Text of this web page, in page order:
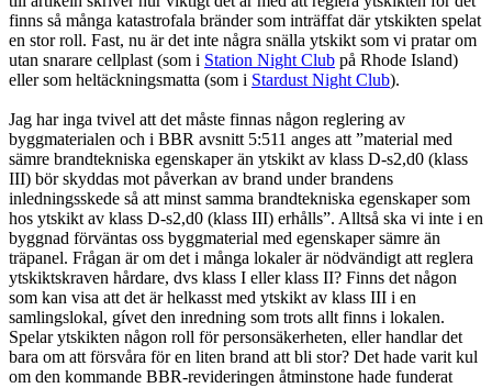
finns så många katastrofala bränder som inträffat där ytskikten spelat
en stor roll. Fast, nu är det inte några snälla ytskikt som vi pratar om
utan snarare cellplast (som i Station Night Club på Rhode Island)
eller som heltäckningsmatta (som i Stardust Night Club).
Jag har inga tvivel att det måste finnas någon reglering av
byggmaterialen och i BBR avsnitt 5:511 anges att ”material med
sämre brandtekniska egenskaper än ytskikt av klass D-s2,d0 (klass
III) bör skyddas mot påverkan av brand under brandens
inledningsskede så att minst samma brandtekniska egenskaper som
hos ytskikt av klass D-s2,d0 (klass III) erhålls”. Alltså ska vi inte i en
byggnad förväntas oss byggmaterial med egenskaper sämre än
träpanel. Frågan är om det i många lokaler är nödvändigt att reglera
ytskiktskraven hårdare, dvs klass I eller klass II? Finns det någon
som kan visa att det är helkasst med ytskikt av klass III i en
samlingslokal, gívet den inredning som trots allt finns i lokalen.
Spelar ytskikten någon roll för personsäkerheten, eller handlar det
bara om att försvåra för en liten brand att bli stor? Det hade varit kul
om den kommande BBR-revideringen åtminstone hade funderat